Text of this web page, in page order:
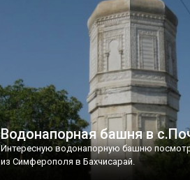
Водонапорная башня в
Интересную водонапорную башню
из Симферополя в Бахчисарай.